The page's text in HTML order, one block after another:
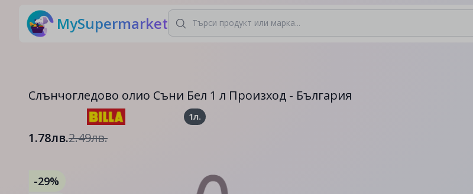
MySupermarket
Слънчогледово олио Съни Бел 1 л Произход - България
1л.
1.78лв.2.49лв.
-29%